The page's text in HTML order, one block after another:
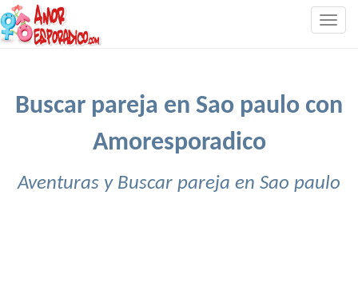
Buscar pareja en Sao paulo con
Amoresporadico
Aventuras y Buscar pareja en Sao paulo